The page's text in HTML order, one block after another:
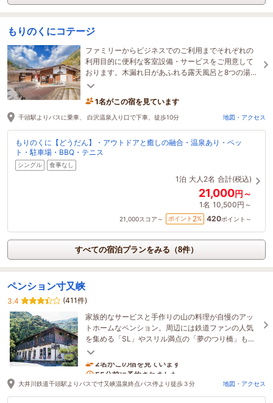
もりのくにコテージ
ファミリーからビジネスでのご利用までそれぞれの
利用目的に便利な客室設備・サービスをご用意して
おります。木漏れ日があふれる露天風呂と8つの湯船
に浸かり、 ゆったりとお過ごしください。
1名がこの宿を見ています
千頭駅よりバスに乗車、 白沢温泉入り口で下車、徒歩10分 地図・アクセス
もりのくに【どうだん】・アウトドアと癒しの融合・温泉あり・ペッ
ト・駐車場・BBQ・テニス
シングル 食事なし
1泊 大人2名 合計(税込)
21,000円～
1名 10,500円～
21,000スコア～ ポイント 2% 420ポイント～
すべての宿泊プランをみる（8件）
ペンション寸又峡
3.4
(411件)
家族的なサービスと手作りの山の料理が自慢のアッ
トホームなペンション。周辺には鉄道ファンの人気
を集める「SL」やスリル満点の「夢のつり橋」もあ
る。源泉掛け流しの温泉は、お部屋ごと貸切でどう
2名がこの宿を見ています
55分前に予約されました
大井川鉄道千頭駅よりバスで寸又峡温泉終点バス停より徒歩３分 地図・アクセス